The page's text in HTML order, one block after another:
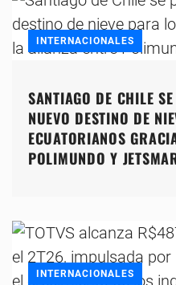
INTERNACIONALES
SANTIAGO DE CHILE
NUEVO DESTINO DE
ECUATORIANOS
POLIMUNDO Y
INTERNACIONALES